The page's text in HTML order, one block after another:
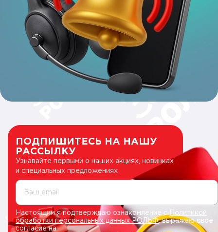
ПОДПИШИТЕСЬ НА НАШУ
РАССЫЛКУ
Узнавайте первыми о наших акциях, новинках
и специальных предложениях
Ваш email
Настоящим я подтверждаю ознакомление сПолитикой
обработки персональных данных РОЛЬФ, выражаю свое
согласие на: